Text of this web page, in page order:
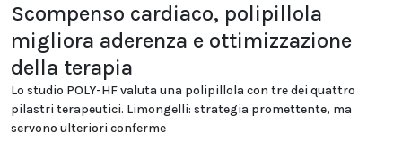
Scompenso cardiaco, polipillola
migliora aderenza e ottimizzazione
della terapia
Lo studio POLY-HF valuta una polipillola con tre dei quattro
pilastri terapeutici. Limongelli: strategia promettente, ma
servono ulteriori conferme